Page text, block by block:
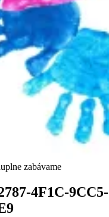
zabávame
4F1C-9CC5-